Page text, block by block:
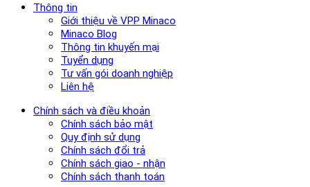
Thông tin
Giới thiệu về VPP Minaco
Minaco Blog
Thông tin khuyến mại
Tuyển dụng
Tư vấn gói doanh nghiệp
Liên hệ
Chính sách và điều khoản
Chính sách bảo mật
Quy định sử dụng
Chính sách đổi trả
Chính sách giao - nhận
Chính sách thanh toán